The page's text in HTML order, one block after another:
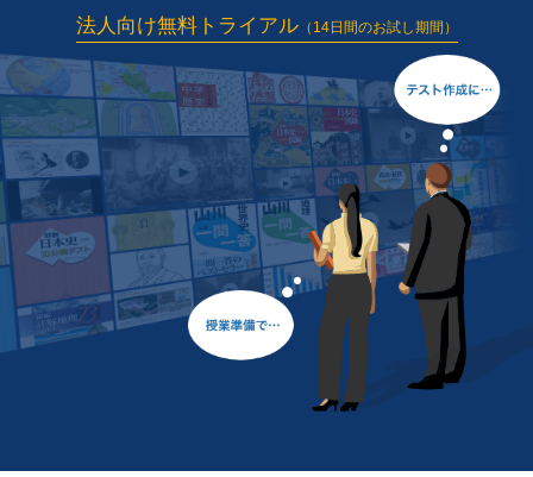
法人向け無料トライアル（14日間のお試し期間）